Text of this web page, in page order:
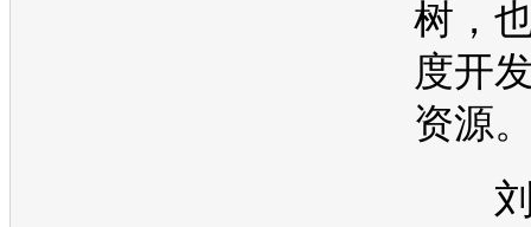
树，
度开
资源
刘